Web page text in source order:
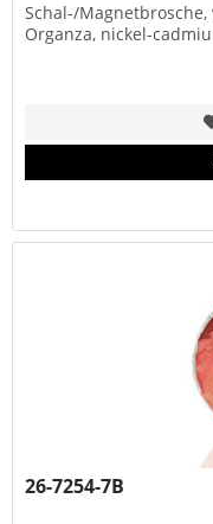
Schal-/
Organza, nickel-
26-7254-7B